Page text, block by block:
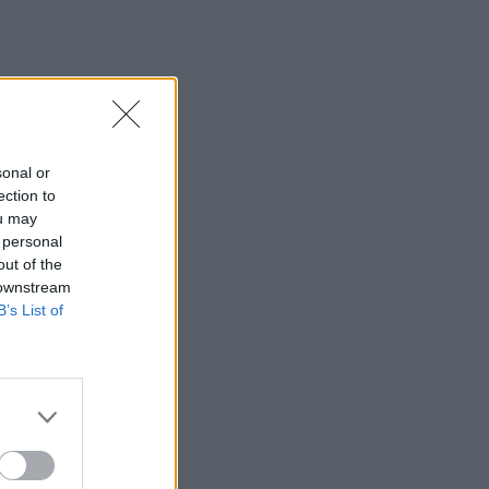
or
to
may
of the
List of